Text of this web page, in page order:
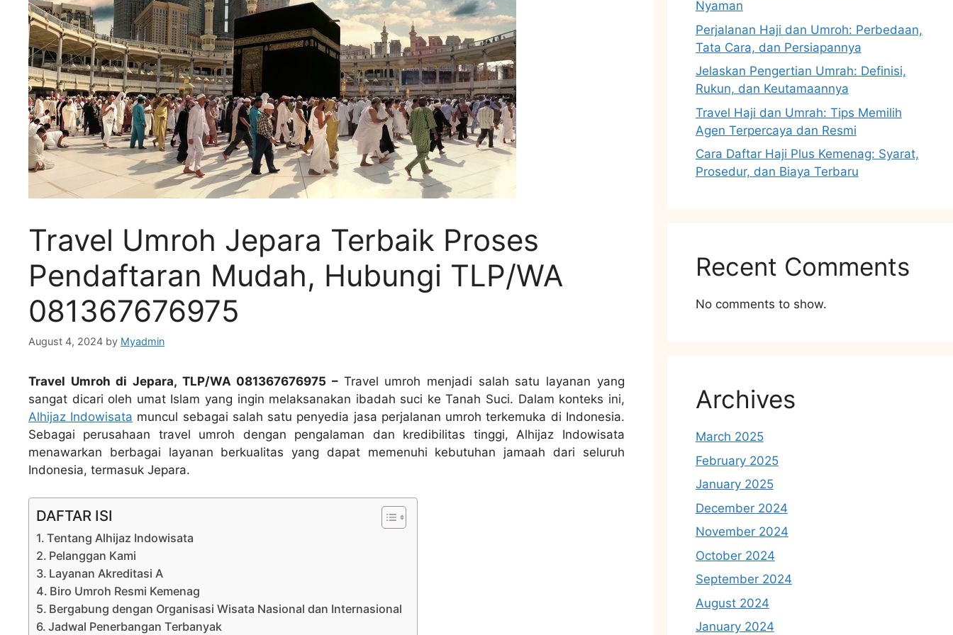
Travel Umroh Jepara Terbaik Proses
Pendaftaran Mudah, Hubungi TLP/WA
081367676975
August 4, 2024 by Myadmin
Travel Umroh di Jepara, TLP/WA 081367676975 – Travel umroh menjadi salah satu layanan yang
sangat dicari oleh umat Islam yang ingin melaksanakan ibadah suci ke Tanah Suci. Dalam konteks ini,
Alhijaz Indowisata muncul sebagai salah satu penyedia jasa perjalanan umroh terkemuka di Indonesia.
Sebagai perusahaan travel umroh dengan pengalaman dan kredibilitas tinggi, Alhijaz Indowisata
menawarkan berbagai layanan berkualitas yang dapat memenuhi kebutuhan jamaah dari seluruh
Indonesia, termasuk Jepara.
DAFTAR ISI
Tentang Alhijaz Indowisata
Pelanggan Kami
Layanan Akreditasi A
Biro Umroh Resmi Kemenag
Bergabung dengan Organisasi Wisata Nasional dan Internasional
Jadwal Penerbangan Terbanyak
Nyaman
Perjalanan Haji dan Umroh: Perbedaan,
Tata Cara, dan Persiapannya
Jelaskan Pengertian Umrah: Definisi,
Rukun, dan Keutamaannya
Travel Haji dan Umrah: Tips Memilih
Agen Terpercaya dan Resmi
Cara Daftar Haji Plus Kemenag: Syarat,
Prosedur, dan Biaya Terbaru
Recent Comments
No comments to show.
Archives
March 2025
February 2025
January 2025
December 2024
November 2024
October 2024
September 2024
August 2024
January 2024